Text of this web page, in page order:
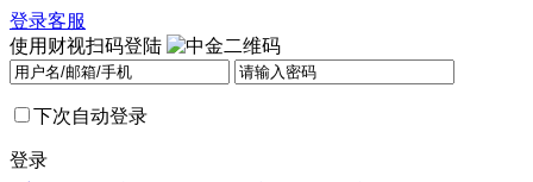
登录客服
使用财视扫码登陆
下次自动登录
登录